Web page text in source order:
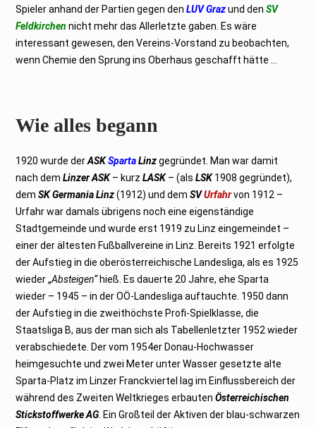
Spieler anhand der Partien gegen denLUV Graz und denSV
Feldkirchen nicht mehr das Allerletzte gaben. Es wäre
interessant gewesen, den Vereins-Vorstand zu beobachten,
wenn Chemie den Sprung ins Oberhaus geschafft hätte …
Wie alles begann
1920 wurde derASKSpartaLinzgegründet. Man war damit
nach demLinzer ASK– kurzLASK– (alsLSK1908 gegründet),
demSK Germania Linz(1912) und demSVUrfahrvon 1912 –
Urfahr war damals übrigens noch eine eigenständige
Stadtgemeinde und wurde erst 1919 zu Linz eingemeindet –
einer der ältesten Fußballvereine in Linz. Bereits 1921 erfolgte
der Aufstieg in die oberösterreichische Landesliga, als es 1925
wieder „Absteigen“hieß. Es dauerte 20 Jahre, ehe Sparta
wieder – 1945 – in der OÖ-Landesliga auftauchte. 1950 dann
der Aufstieg in die zweithöchste Profi-Spielklasse, die
Staatsliga B, aus der man sich als Tabellenletzter 1952 wieder
verabschiedete. Der vom 1954er Donau-Hochwasser
heimgesuchte und zwei Meter unter Wasser gesetzte alte
Sparta-Platz im Linzer Franckviertel lag im Einflussbereich der
während des Zweiten Weltkrieges erbautenÖsterreichischen
Stickstoffwerke AG . Ein Großteil der Aktiven der blau-schwarzen